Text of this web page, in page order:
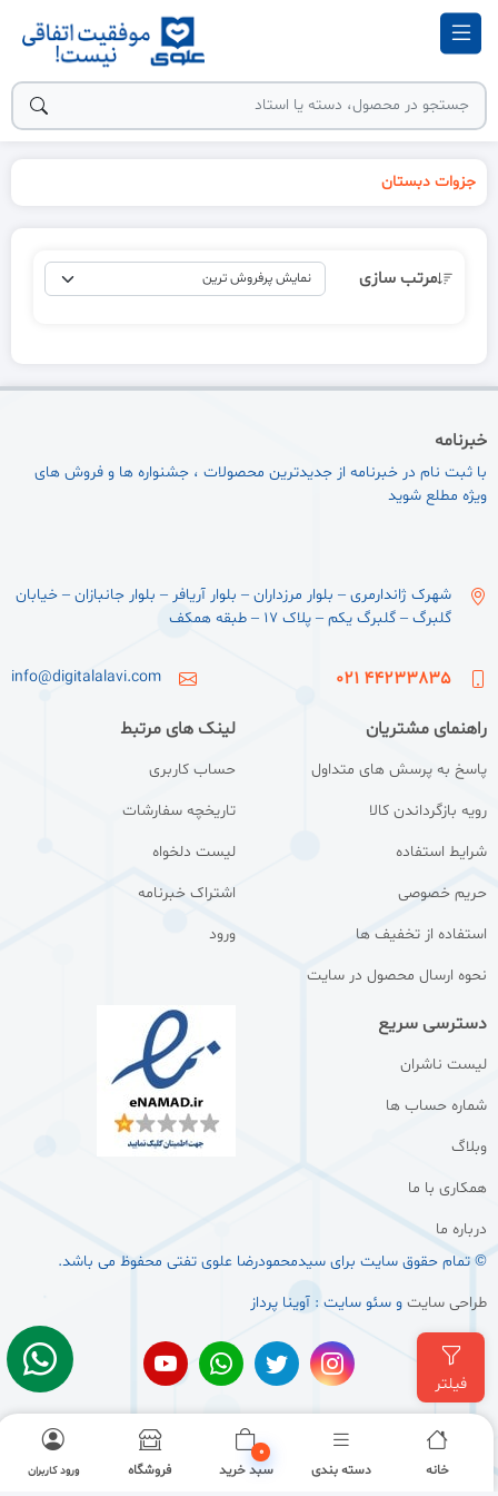
خانه دسته بندی
0
سبد خرید فروشگاه ورود کاربران
جزوات دبستان
فیلتر
مرتب سازی
خبرنامه
با ثبت نام در خبرنامه از جدیدترین محصولات ، جشنواره ها و فروش های
ویژه مطلع شوید
شهرک ژاندارمری – بلوار مرزداران – بلوار آریافر – بلوار جانبازان – خیابان
گلبرگ – گلبرگ یکم – پلاک ۱۷ – طبقه همکف
44233835 021
info@digitalalavi.com
راهنمای مشتریان
پاسخ به پرسش های متداول
رویه بازگرداندن کالا
شرایط استفاده
حریم خصوصی
استفاده از تخفیف ها
نحوه ارسال محصول در سایت
لینک های مرتبط
حساب کاربری
تاریخچه سفارشات
لیست دلخواه
اشتراک خبرنامه
ورود
دسترسی سریع
لیست ناشران
شماره حساب ها
وبلاگ
همکاری با ما
درباره ما
© تمام حقوق سایت برای سيدمحمودرضا علوی تفتی محفوظ می باشد.
طراحی سایتو سئو سایت : آوینا پرداز